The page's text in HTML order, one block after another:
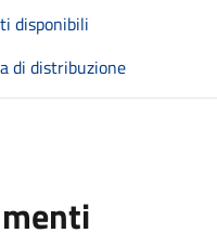
disponibili
di distribuzione